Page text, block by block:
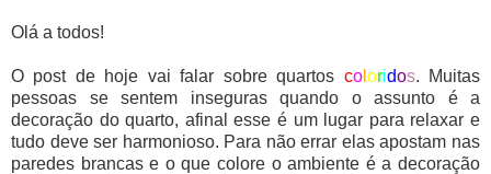
Olá a todos!
O post de hoje vai falar sobre quartos col oridos. Muitas
pessoas se sentem inseguras quando o assunto é a
decoração do quarto, afinal esse é um lugar para relaxar e
tudo deve ser harmonioso. Para não errar elas apostam nas
paredes brancas e o que colore o ambiente é a decoração